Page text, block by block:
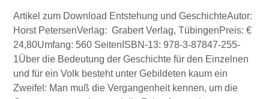
Artikel zum Download Entstehung und GeschichteAutor:
Horst PetersenVerlag: Grabert Verlag, TübingenPreis: €
24,80Umfang: 560 SeitenISBN-13: 978-3-87847-255-
1Über die Bedeutung der Geschichte für den Einzelnen
und für ein Volk besteht unter Gebildeten kaum ein
Zweifel: Man muß die Vergangenheit kennen, um die